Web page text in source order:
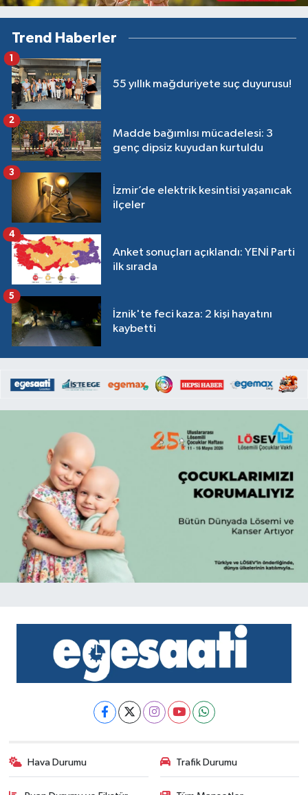
Trend Haberler
55 yıllık mağduriyete suç duyurusu!
1
Madde bağımlısı mücadelesi: 3
genç dipsiz kuyudan kurtuldu
2
İzmir’de elektrik kesintisi yaşanıcak
ilçeler
3
Anket sonuçları açıklandı: YENİ Parti
ilk sırada
4
İznik'te feci kaza: 2 kişi hayatını
kaybetti
5
Hava Durumu Trafik Durumu